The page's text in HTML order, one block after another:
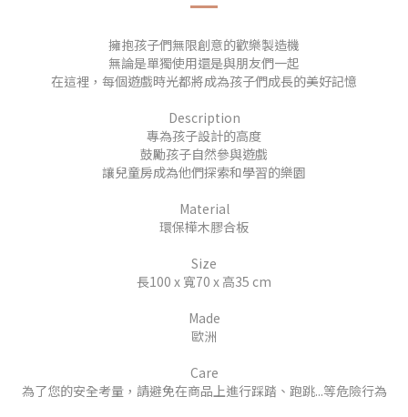
擁抱孩子們無限創意的歡樂製造機
無論是單獨使用還是與朋友們一起
在這裡，每個遊戲時光都將成為孩子們成長的美好記憶
Description
專為孩子設計的高度
鼓勵孩子自然參與遊戲
讓兒童房成為他們探索和學習的樂園
Material
環保樺木膠合板
Size
長100 x 寬70 x 高35 cm
Made
歐洲
Care
為了您的安全考量，請避免在商品上進行踩踏、跑跳...等危險行為